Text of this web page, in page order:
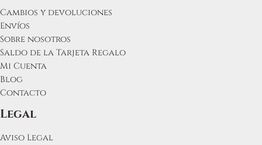
Cambios y devoluciones
Envíos
Sobre nosotros
Saldo de la Tarjeta Regalo
Mi Cuenta
Blog
Contacto
Legal
Aviso Legal